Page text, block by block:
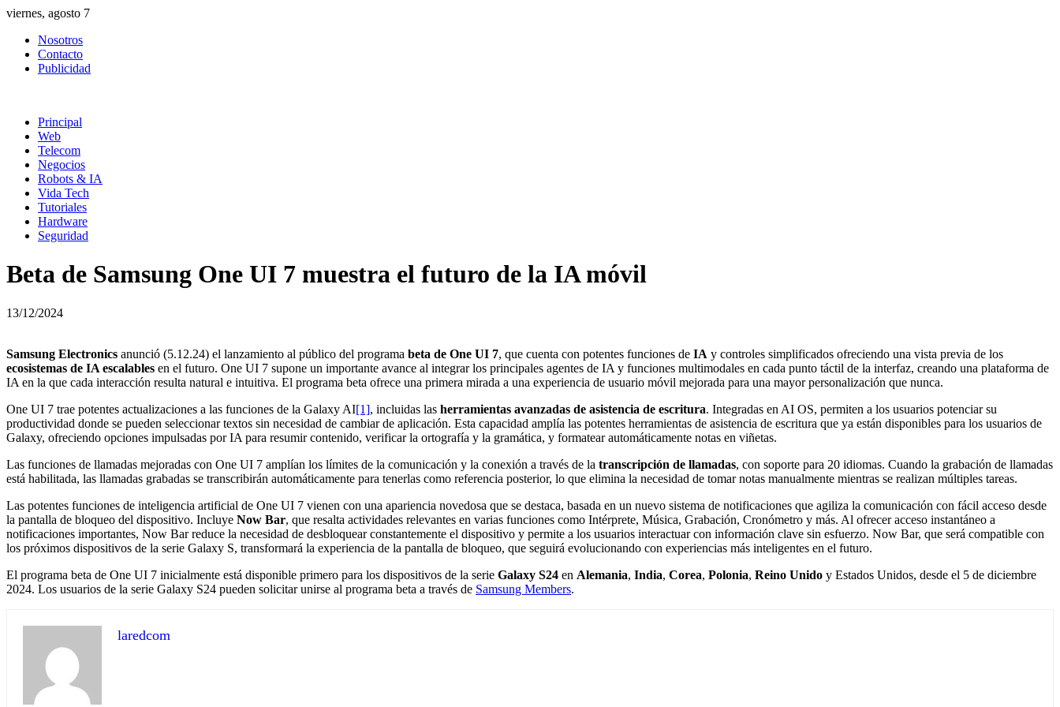
Skip
content
viernes, agosto 7
Nosotros
Contacto
Publicidad
Principal
Web
Telecom
Negocios
Robots & IA
Vida Tech
Tutoriales
Hardware
Seguridad
Beta de Samsung One UI 7 muestra el futuro de la IA móvil
13/12/2024
Samsung Electronics anunció (5.12.24) el lanzamiento al público del programa beta de One UI 7, que cuenta con potentes funciones de IA y controles simplificados ofreciendo una vista previa de los
ecosistemas de IA escalables en el futuro. One UI 7 supone un importante avance al integrar los principales agentes de IA y funciones multimodales en cada punto táctil de la interfaz, creando una plataforma de
IA en la que cada interacción resulta natural e intuitiva. El programa beta ofrece una primera mirada a una experiencia de usuario móvil mejorada para una mayor personalización que nunca.
One UI 7 trae potentes actualizaciones a las funciones de la Galaxy AI[1], incluidas las herramientas avanzadas de asistencia de escritura. Integradas en AI OS, permiten a los usuarios potenciar su
productividad donde se pueden seleccionar textos sin necesidad de cambiar de aplicación. Esta capacidad amplía las potentes herramientas de asistencia de escritura que ya están disponibles para los usuarios de
Galaxy, ofreciendo opciones impulsadas por IA para resumir contenido, verificar la ortografía y la gramática, y formatear automáticamente notas en viñetas.
Las funciones de llamadas mejoradas con One UI 7 amplían los límites de la comunicación y la conexión a través de la transcripción de llamadas, con soporte para 20 idiomas. Cuando la grabación de llamadas
está habilitada, las llamadas grabadas se transcribirán automáticamente para tenerlas como referencia posterior, lo que elimina la necesidad de tomar notas manualmente mientras se realizan múltiples tareas.
Las potentes funciones de inteligencia artificial de One UI 7 vienen con una apariencia novedosa que se destaca, basada en un nuevo sistema de notificaciones que agiliza la comunicación con fácil acceso desde
la pantalla de bloqueo del dispositivo. Incluye Now Bar, que resalta actividades relevantes en varias funciones como Intérprete, Música, Grabación, Cronómetro y más. Al ofrecer acceso instantáneo a
notificaciones importantes, Now Bar reduce la necesidad de desbloquear constantemente el dispositivo y permite a los usuarios interactuar con información clave sin esfuerzo. Now Bar, que será compatible con
los próximos dispositivos de la serie Galaxy S, transformará la experiencia de la pantalla de bloqueo, que seguirá evolucionando con experiencias más inteligentes en el futuro.
El programa beta de One UI 7 inicialmente está disponible primero para los dispositivos de la serie Galaxy S24 en Alemania, India, Corea, Polonia, Reino Unido y Estados Unidos, desde el 5 de diciembre
2024. Los usuarios de la serie Galaxy S24 pueden solicitar unirse al programa beta a través de Samsung Members.
laredcom